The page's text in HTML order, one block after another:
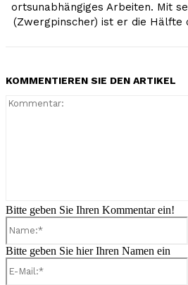
ortsunabhängiges Arbeiten. Mit
(Zwergpinscher) ist er die Hälfte
KOMMENTIEREN SIE DEN ARTIKEL
Bitte geben Sie Ihren Kommentar ein!
Bitte geben Sie hier Ihren Namen ein